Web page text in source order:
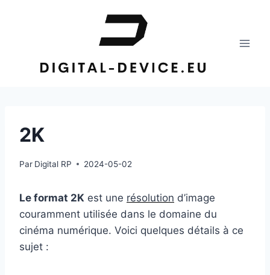
2K
Par Digital RP 2024-05-02
Le format 2K est une résolution d’image
couramment utilisée dans le domaine du
cinéma numérique. Voici quelques détails à ce
sujet :